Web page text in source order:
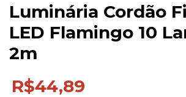
Luminária Cordão
LED Flamingo 10
2m
R$44,89